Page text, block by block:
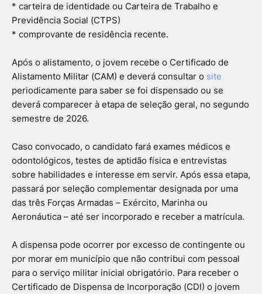
* carteira de identidade ou Carteira de Trabalho e
Previdência Social (CTPS)
* comprovante de residência recente.
Após o alistamento, o jovem recebe o Certificado de
Alistamento Militar (CAM) e deverá consultar o site
periodicamente para saber se foi dispensado ou se
deverá comparecer à etapa de seleção geral, no segundo
semestre de 2026.
Caso convocado, o candidato fará exames médicos e
odontológicos, testes de aptidão física e entrevistas
sobre habilidades e interesse em servir. Após essa etapa,
passará por seleção complementar designada por uma
das três Forças Armadas – Exército, Marinha ou
Aeronáutica – até ser incorporado e receber a matrícula.
A dispensa pode ocorrer por excesso de contingente ou
por morar em município que não contribui com pessoal
para o serviço militar inicial obrigatório. Para receber o
Certificado de Dispensa de Incorporação (CDI) o jovem